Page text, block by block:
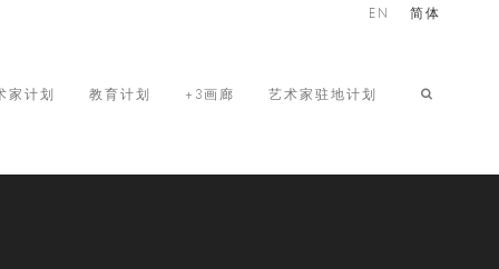
家计划 教育计划 +3画廊 艺术家驻地计划
EN 简体